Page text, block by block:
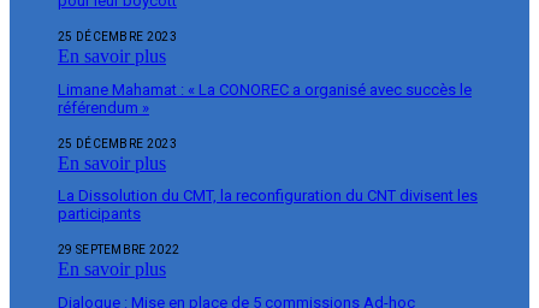
25 DÉCEMBRE 2023
En savoir plus
Limane Mahamat : « La CONOREC a organisé avec succès le
référendum »
25 DÉCEMBRE 2023
En savoir plus
La Dissolution du CMT, la reconfiguration du CNT divisent les
participants
29 SEPTEMBRE 2022
En savoir plus
Dialogue : Mise en place de 5 commissions Ad-hoc